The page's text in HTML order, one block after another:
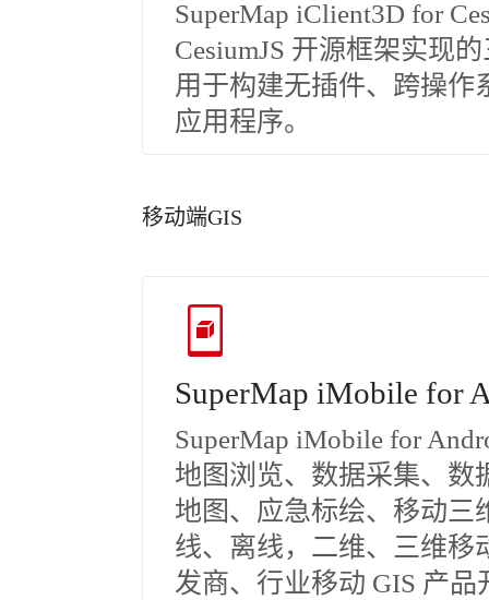
SuperMap iClient3D for
CesiumJS 开源框架实现
用于构建无插件、跨操作
应用程序。
移动端GIS
SuperMap iMobile for
SuperMap iMobile for
地图浏览、数据采集、数
地图、应急标绘、移动三
线、离线，二维、三维移
发商、行业移动 GIS 产